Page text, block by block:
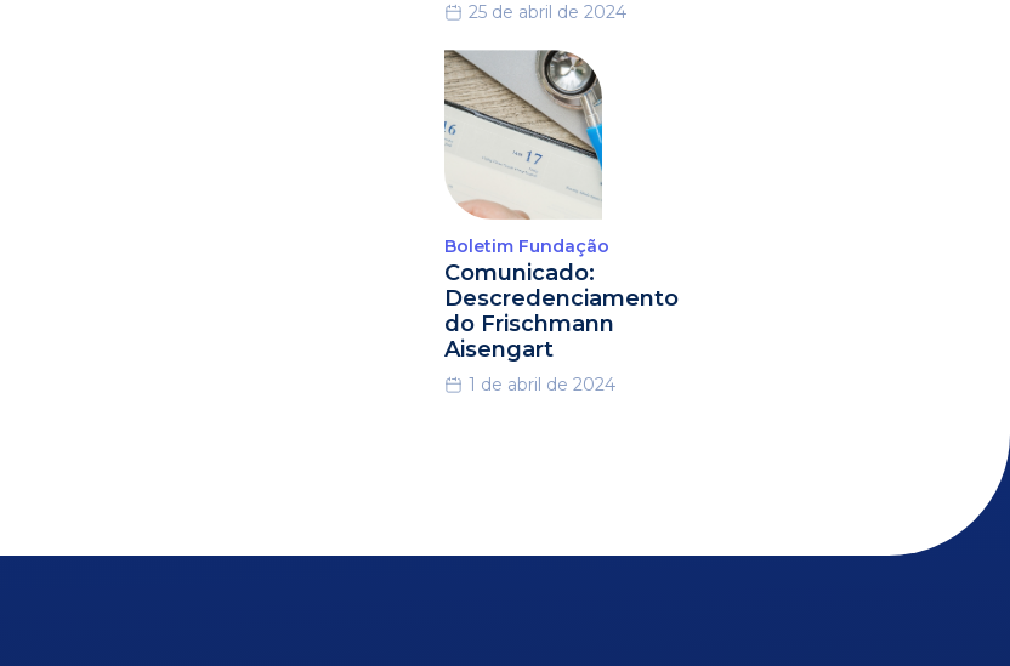
25 de abril de 2024
Boletim Fundação
Comunicado:
Descredenciamento
do Frischmann
Aisengart
1 de abril de 2024